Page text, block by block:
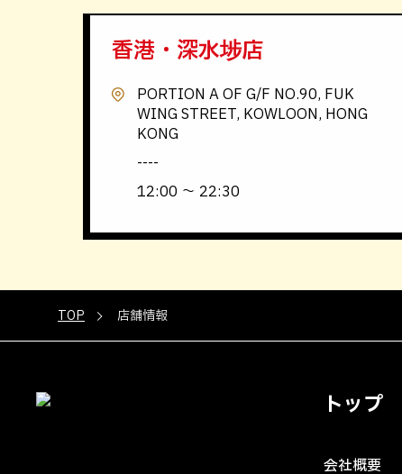
香港・深水埗店
PORTION A OF G/F NO.90, FUK
WING STREET, KOWLOON, HONG
KONG
----
12:00 〜 22:30
TOP 店舗情報
トップ
会社概要